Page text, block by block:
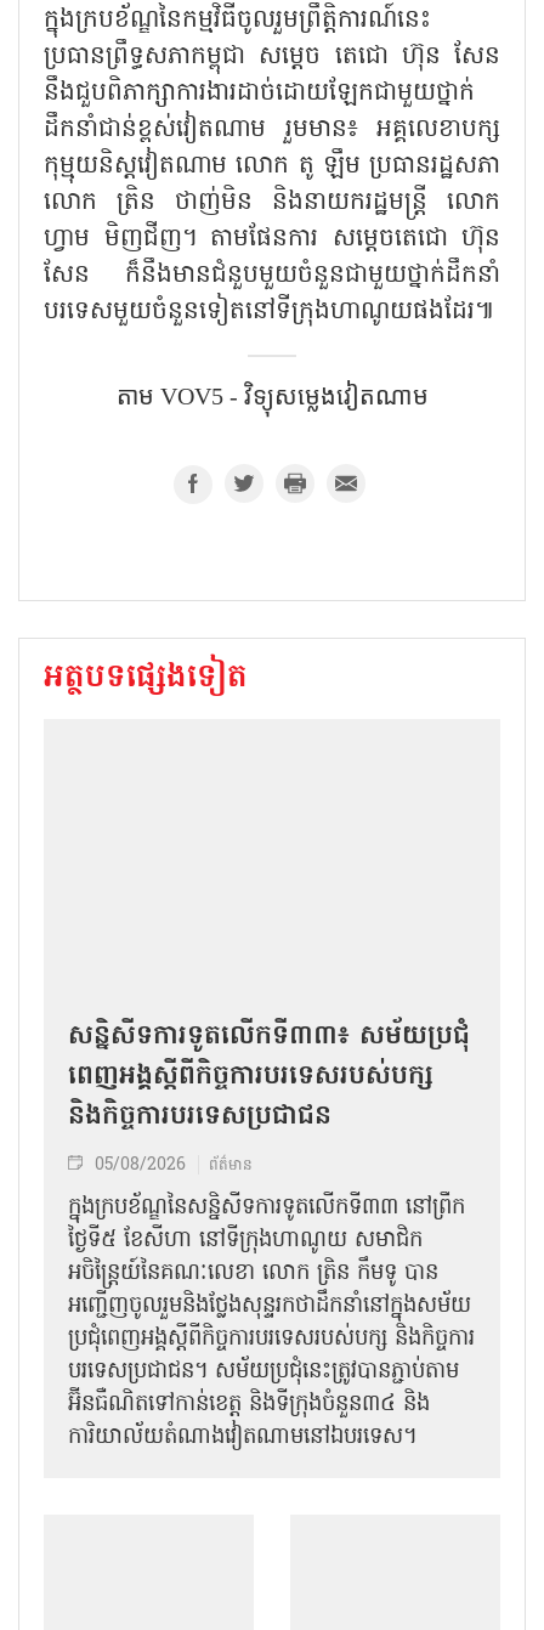
ក្នុងក្របខ័ណ្ឌនៃកម្មវិធីចូលរួមព្រឹត្តិការណ៍នេះ
ប្រធានព្រឹទ្ធសភាកម្ពុជា សម្តេច តេជោ ហ៊ុន សែន
នឹងជួបពិភាក្សាការងារដាច់ដោយឡែកជាមួយថ្នាក់
ដឹកនាំជាន់ខ្ពស់វៀតណាម រួមមាន៖ អគ្គលេខាបក្ស
កុម្មុយនិស្តវៀតណាម លោក តូ ឡឹម ប្រធានរដ្ឋសភា
លោក ត្រិន ថាញ់មិន និងនាយករដ្ឋមន្ត្រី លោក
ហ្វាម មិញជីញ។ តាមផែនការ សម្ដេចតេជោ ហ៊ុន
សែន ក៏នឹងមានជំនួបមួយចំនួនជាមួយថ្នាក់ដឹកនាំ
បរទេសមួយចំនួនទៀតនៅទីក្រុងហាណូយផងដែរ៕
តាម​ VOV5 - វិទ្យុសម្លេងវៀតណាម
អត្ថបទផ្សេងទៀត
សន្និសីទការទូតលើកទី៣៣៖ សម័យប្រជុំ
ពេញអង្គស្តីពីកិច្ច​ការបរទេសរបស់​បក្ស
និងកិច្ច​ការបរទេសប្រជាជន
05/08/2026 ព័ត៌មាន
ក្នុងក្របខ័ណ្ឌនៃសន្និសីទការទូតលើកទី៣៣ នៅព្រឹក
ថ្ងៃទី៥ ខែសីហា នៅទីក្រុងហាណូយ សមាជិក
អចិន្ត្រៃយ៍នៃគណៈលេខា លោក ត្រិន កឹម​ទូ បាន
អញ្ជើញ​ចូលរួមនិងថ្លែងសុន្ទរកថាដឹកនាំនៅក្នុងសម័យ
ប្រជុំពេញអង្គស្តីពី​​កិច្ច​ការបរទេសរបស់​បក្ស និងកិច្ច​ការ
បរទេស​ប្រជាជន។ សម័យប្រជុំនេះត្រូវបានភ្ជាប់តាម
អ៊ីនធឺណិតទៅកាន់ខេត្ត និងទីក្រុងចំនួន៣៤ និង
ការិយាល័យតំណាងវៀតណាមនៅឯ​បរទេស។